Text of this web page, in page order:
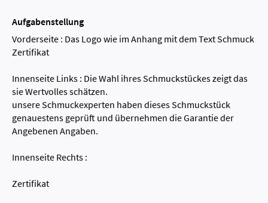
Aufgabenstellung
Vorderseite : Das Logo wie im Anhang mit dem Text Schmuck
Zertifikat
Innenseite Links : Die Wahl ihres Schmuckstückes zeigt das
sie Wertvolles schätzen.
unsere Schmuckexperten haben dieses Schmuckstück
genauestens geprüft und übernehmen die Garantie der
Angebenen Angaben.
Innenseite Rechts :
Zertifikat